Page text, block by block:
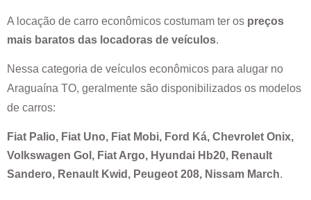
A locação de carro econômicos costumam ter os preços
mais baratos das locadoras de veículos.
Nessa categoria de veículos econômicos para alugar no
Araguaína TO, geralmente são disponibilizados os modelos
de carros:
Fiat Palio, Fiat Uno, Fiat Mobi, Ford Ká, Chevrolet Onix,
Volkswagen Gol, Fiat Argo, Hyundai Hb20, Renault
Sandero, Renault Kwid, Peugeot 208, Nissam March.